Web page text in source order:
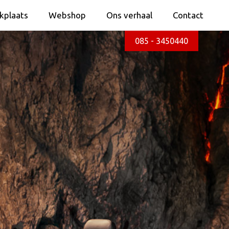
Webshop Ons verhaal
Contact
Webshop Ons verhaal Contact
085 - 3450440